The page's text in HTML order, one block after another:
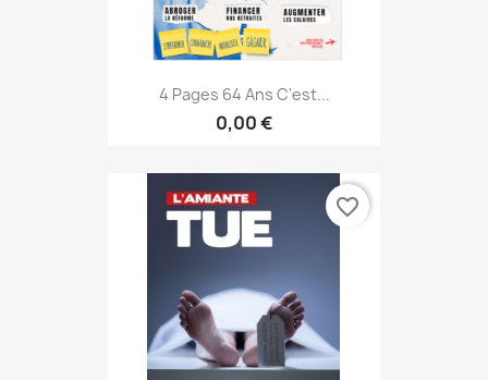
4 Pages 64 Ans C'est...
0,00 €
favorite_border